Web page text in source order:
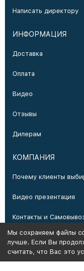
Написать директору
ИНФОРМАЦИЯ
Доставка
Оплата
Видео
Отзывы
Дилерам
КОМПАНИЯ
Почему клиенты
Видео презентация
Контакты и
Производство
Мы сохраняем файлы
лучше. Если Вы
считать, что Вас это